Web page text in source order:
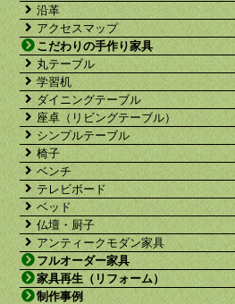
沿革
アクセスマップ
こだわりの手作り家具
丸テーブル
学習机
ダイニングテーブル
座卓（リビングテーブル）
シンプルテーブル
椅子
ベンチ
テレビボード
ベッド
仏壇・厨子
アンティークモダン家具
フルオーダー家具
家具再生（リフォーム）
制作事例